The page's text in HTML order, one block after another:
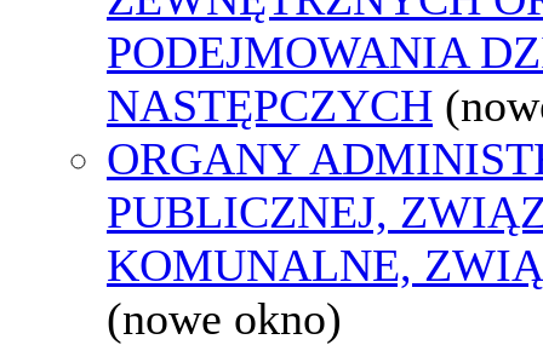
PODEJMOWANIA
NASTĘPCZYCH
ORGANY
PUBLICZNEJ,
KOMUNALNE,
(nowe okno)